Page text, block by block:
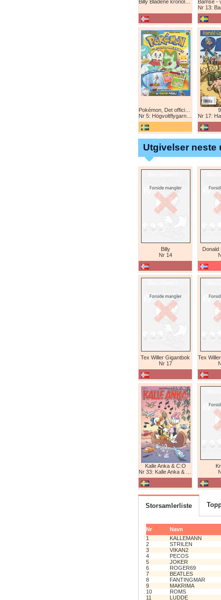
Nr 13: Bamse-
Nr 5: Högvoltflygarna mot Svart Rayquaza!
Nr 17: Harald
Utgivelser neste
Billy
Nr 14
Donald
Tex Willer Gigantbok
Nr 17
Kalle Anka & C:O
Nr 33: Kalle Anka & C:O
Storsamlerliste
Nr
Navn
1
KALLEMANN
2
STRILEN
3
VIKAN2
4
PECOS
5
JOKER
6
ROGER69
7
BEATLES
8
FANTINGMAR
9
MAKRIMA
10
ROMS
11
LUDDE